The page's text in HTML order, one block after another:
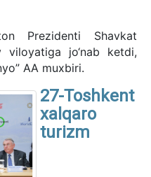
Prezidenti Shavkat
viloyatiga jo‘nab ketdi,
AA muxbiri.
27-Toshkent
xalqaro
turizm